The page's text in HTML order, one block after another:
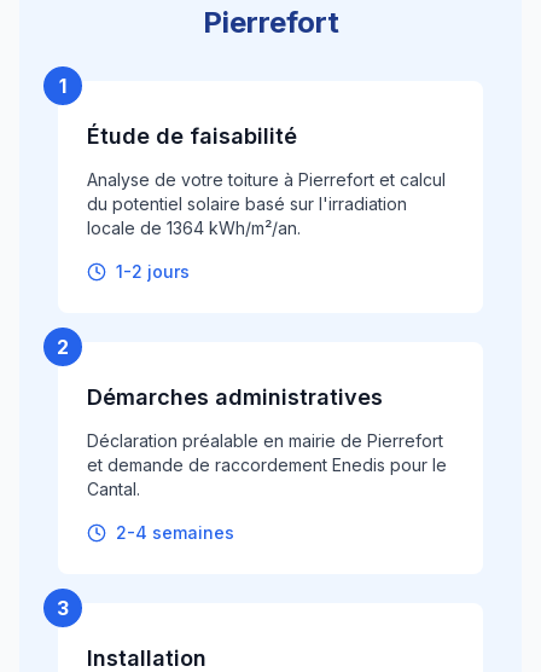
Pierrefort
1
Étude de faisabilité
Analyse de votre toiture à Pierrefort et calcul
du potentiel solaire basé sur l'irradiation
locale de 1364 kWh/m²/an.
1-2 jours
2
Démarches administratives
Déclaration préalable en mairie de Pierrefort
et demande de raccordement Enedis pour le
Cantal.
2-4 semaines
3
Installation